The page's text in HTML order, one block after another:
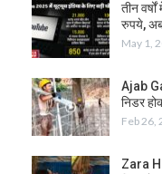
तीन
रुपये,
May 1,
Ajab
निडर
Feb 26,
Zara